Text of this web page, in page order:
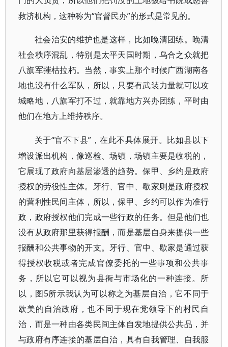
救济机构，这种称为“官督民办”的形式是常见的。
社会治安的维护也是这样，比如晚清团练。晚清
社会秩序混乱，特别是太平天国时期，乌合之众就把
八旗军摧枯拉朽。当然，事实上那个时候广西湖南各
地也没有什么军队，所以，只要有武装力量就可以攻
城略地，八旗军打不过，就靠地方兴办团练，平时由
他们在地方上维持秩序。
关于“官不下县”，在此不具体展开。比如县以下
增设派出机构，像巡检、场镇，场镇主要是收税的，
它展现了政府向基层渗透的趋势。保甲、乡约是政府
授权的劳役性主体。牙行、官中、歇家则是政府授权
的营利性民间主体，所以，保甲、乡约可以作为准行
政，政府授权他们完成一些行政的任务。但是他们也
没有从政府那里获得报酬，而是基层自身来提供一些
报酬和公共事物的开支。牙行、官中、歇家是通过获
得授权收税或者完成官僚委托的一些事项和公共事
务，所以它可以视为县衙与市场化的一种连接。所
以，图5所示我认为可以称之为基层自治，它不同于
欧美的自治政府，也不同于现在党领导下的村民自
治，而是一种由各类民间主体自发地提供公共品，并
与政府有序连接的基层自治，具有自我管理、自我服